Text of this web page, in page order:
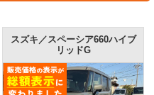
スズキ／スペーシア660ハイブ
リッドG